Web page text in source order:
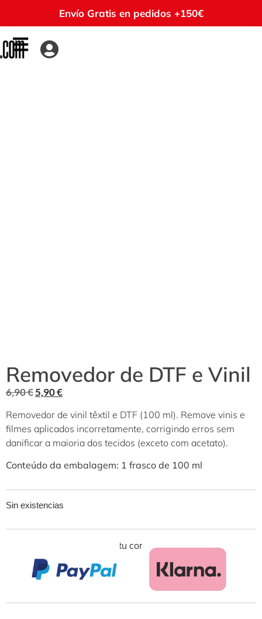
Envío Gratis en pedidos +150€
Removedor de DTF e Vinil
6,90€5,90€
Removedor de vinil têxtil e DTF (100 ml). Remove vinis e
filmes aplicados incorretamente, corrigindo erros sem
danificar a maioria dos tecidos (exceto com acetato).
Conteúdo da embalagem: 1 frasco de 100 ml
Sin existencias
Financia tu compra con: